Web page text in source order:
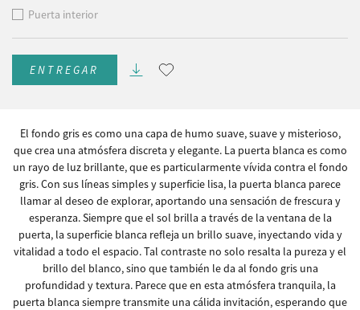
Puerta interior
ENTREGAR
El fondo gris es como una capa de humo suave, suave y misterioso,
que crea una atmósfera discreta y elegante. La puerta blanca es como
un rayo de luz brillante, que es particularmente vívida contra el fondo
gris. Con sus líneas simples y superficie lisa, la puerta blanca parece
llamar al deseo de explorar, aportando una sensación de frescura y
esperanza. Siempre que el sol brilla a través de la ventana de la
puerta, la superficie blanca refleja un brillo suave, inyectando vida y
vitalidad a todo el espacio. Tal contraste no solo resalta la pureza y el
brillo del blanco, sino que también le da al fondo gris una
profundidad y textura. Parece que en esta atmósfera tranquila, la
puerta blanca siempre transmite una cálida invitación, esperando que